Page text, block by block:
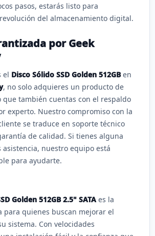
pasos, estarás listo para
del almacenamiento digital.
por Geek
el Disco Sólido SSD Golden 512GBen
, no solo adquieres un producto de
que también cuentas con el respaldo
experto. Nuestro compromiso con la
se traduce en soporte técnico
de calidad. Si tienes alguna
asistencia, nuestro equipo está
para ayudarte.
Golden 512GB 2.5" SATAes la
para quienes buscan mejorar el
sistema. Con velocidades